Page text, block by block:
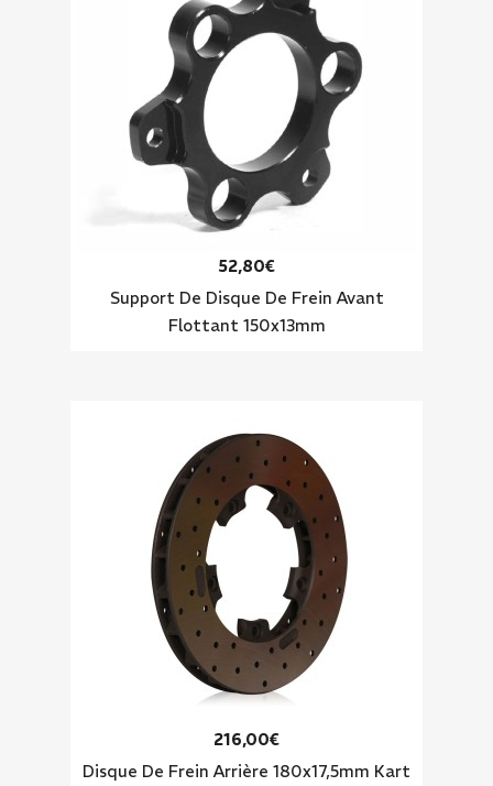
52,80€
Support De Disque De Frein Avant
Flottant 150x13mm
216,00€
Disque De Frein Arrière 180x17,5mm Kart